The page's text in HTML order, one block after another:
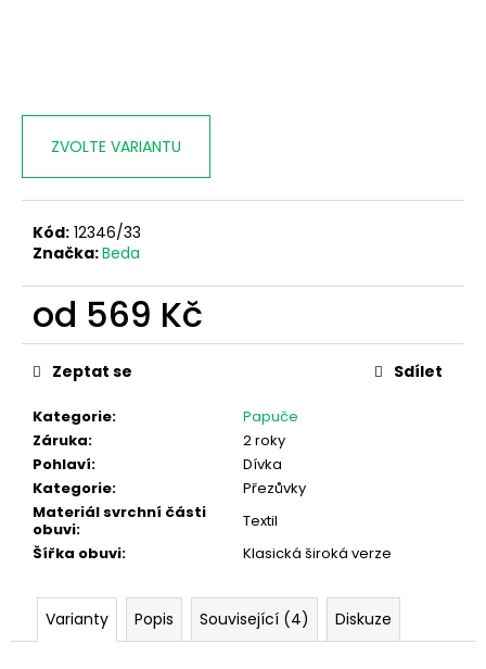
ZVOLTE VARIANTU
Kód: 12346/33
Značka:Beda
od 569 Kč
Měrná
cena:
Kategorie:
Papuče
Záruka:
2 roky
Pohlaví:
Dívka
Kategorie:
Přezůvky
Materiál svrchní části
obuvi:
Textil
Šířka obuvi: Klasická široká verze
Zeptat se Sdílet
Varianty Popis Související (4) Diskuze